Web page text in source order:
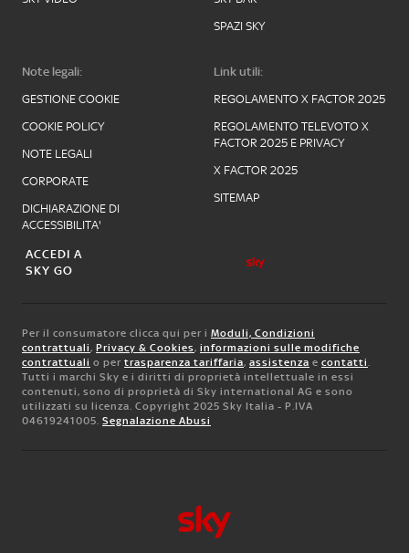
SPAZI SKY
Note legali:
GESTIONE COOKIE
COOKIE POLICY
NOTE LEGALI
CORPORATE
DICHIARAZIONE DI
ACCESSIBILITA'
Link utili:
REGOLAMENTO X FACTOR 2025
REGOLAMENTO TELEVOTO X
FACTOR 2025 E PRIVACY
X FACTOR 2025
SITEMAP
ACCEDI A
SKY GO
Per il consumatore clicca qui per i Moduli, Condizioni
contrattuali, Privacy & Cookies, informazioni sulle modifiche
contrattuali o per trasparenza tariffaria, assistenza e contatti.
Tutti i marchi Sky e i diritti di proprietà intellettuale in essi
contenuti, sono di proprietà di Sky international AG e sono
utilizzati su licenza. Copyright 2025 Sky Italia - P.IVA
04619241005. Segnalazione Abusi